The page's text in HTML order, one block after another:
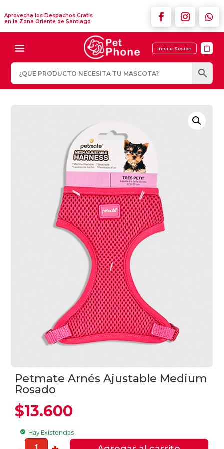
Aprovecha los Despachos Gratis
en la Zona Oriente de Santiago
Iniciar Sesión 
Petmate Arnés Ajustable Medium
Rosado
$13.600
check_circle Hay Existencias
Petmate